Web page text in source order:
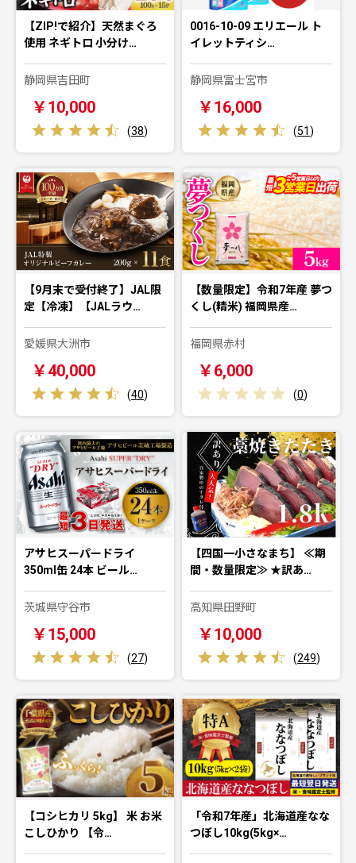
【ZIP!で紹介】天然まぐろ
使用 ネギトロ 小分け…
静岡県吉田町
￥10,000
(38)
0016-10-09 エリエール ト
イレットティシ…
静岡県富士宮市
￥16,000
(51)
【9月末で受付終了】JAL限
定【冷凍】【JALラウ…
愛媛県大洲市
￥40,000
(40)
【数量限定】令和7年産 夢つ
くし(精米) 福岡県産…
福岡県赤村
￥6,000
(0)
アサヒスーパードライ
350ml缶 24本 ビール…
茨城県守谷市
￥15,000
(27)
【四国一小さなまち】 ≪期
間・数量限定≫ ★訳あ…
高知県田野町
￥10,000
(249)
【コシヒカリ 5kg】 米 お米
こしひかり 【令…
「令和7年産」北海道産なな
つぼし10kg(5kg×…